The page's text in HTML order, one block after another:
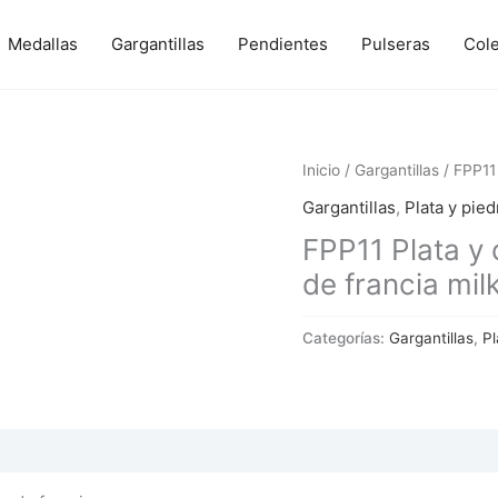
Medallas Gargantillas Pendientes Pulseras
Inicio / Gargantillas /
Gargantillas, Plata y
FPP11 Plata
de francia
Categorías: Gargantillas,